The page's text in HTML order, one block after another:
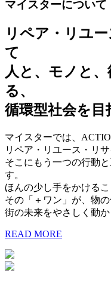
マイスターについて
リペア・リユ
て
人と、モノと
る、
循環型社会を目
マイスターでは、
リペア・リユース・リ
そこにもう一つの行動
す。
ほんの少し手をかける
その「＋ワン」が、物
街の未来をやさしく動
READ MORE